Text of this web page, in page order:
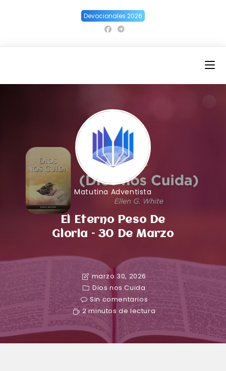
Devocionales 2026
Matutina Adventista
El Eterno Peso De
Gloria – 30 De Marzo
marzo 30, 2026
Dios nos Cuida
Sin comentarios
2 minutos de lectura